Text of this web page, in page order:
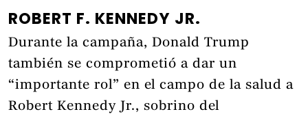
ROBERT F. KENNEDY JR.
Durante la campaña, Donald Trump
también se comprometió a dar un
“importante rol” en el campo de la salud a
Robert Kennedy Jr., sobrino del